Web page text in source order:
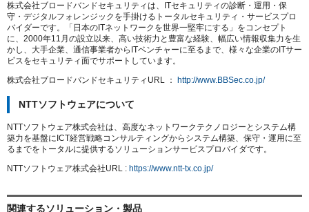
株式会社ブロードバンドセキュリティは、ITセキュリティの診断・運用・保
守・デジタルフォレンジックを手掛けるトータルセキュリティ・サービスプロ
バイダーです。「日本のITネットワークを世界一堅牢にする」をコンセプト
に、2000年11月の設立以来、高い技術力と豊富な経験、幅広い情報収集力を生
かし、大手企業、通信事業者からITベンチャーに至るまで、様々な企業のITサー
ビスをセキュリティ面でサポートしています。
株式会社ブロードバンドセキュリティURL ： http://www.BBSec.co.jp/
NTTソフトウェアについて
NTTソフトウェア株式会社は、高度なネットワークテクノロジーとシステム構
築力を基盤にICT経営戦略コンサルティングからシステム構築、保守・運用に至
るまでをトータルに提供するソリューションサービスプロバイダです。
NTTソフトウェア株式会社URL : https://www.ntt-tx.co.jp/
関連するソリューション・製品